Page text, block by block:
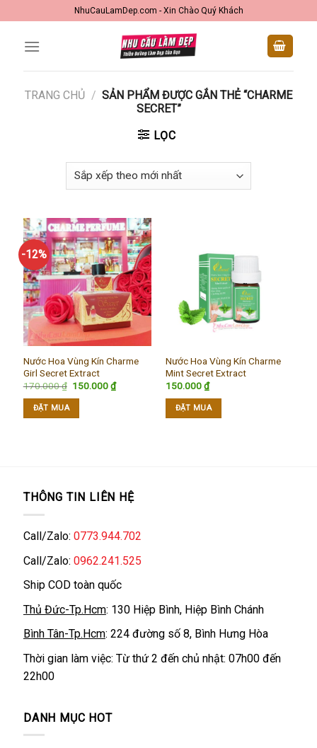
to
content
NhuCauLamDep.com - Xin Chào Quý Khách
TRANG CHỦ / SẢN PHẨM ĐƯỢC GẮN THẺ “CHARME
SECRET”
LỌC
-12%
Nước Hoa Vùng Kín Charme
Girl Secret Extract
170.000₫ Giá
150.000₫Giá
hiện
ĐẶT MUA
Nước Hoa Vùng Kín Charme
Mint Secret Extract
150.000₫
ĐẶT MUA
THÔNG TIN LIÊN HỆ
Call/Zalo: 0773.944.702
Call/Zalo: 0962.241.525
Ship COD toàn quốc
Thủ Đức-Tp.Hcm: 130 Hiệp Bình, Hiệp Bình Chánh
Bình Tân-Tp.Hcm: 224 đường số 8, Bình Hưng Hòa
Thời gian làm việc: Từ thứ 2 đến chủ nhật: 07h00 đến
22h00
DANH MỤC HOT